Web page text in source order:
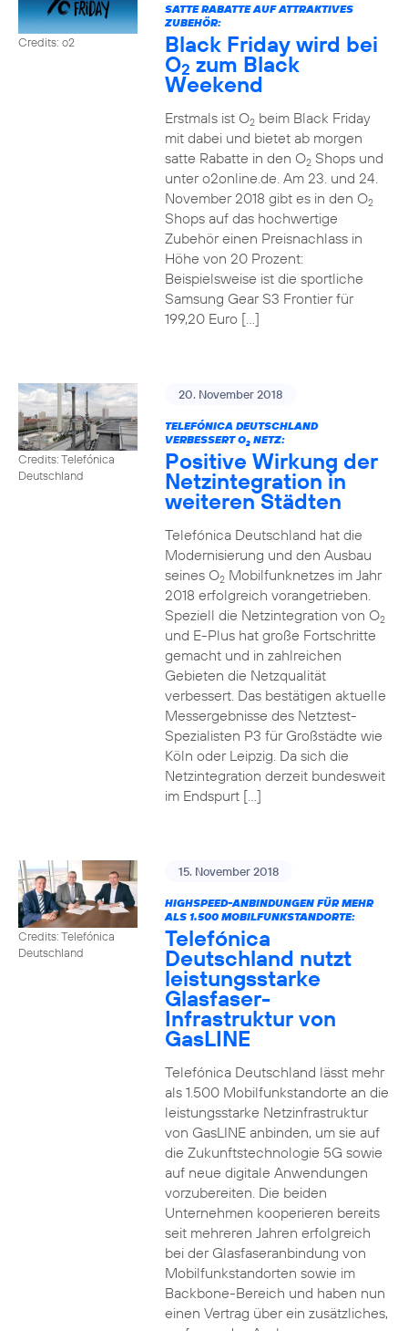
Credits: o2
SATTE RABATTE AUF ATTRAKTIVES
ZUBEHÖR:
Black Friday wird bei
O2 zum Black
Weekend
Erstmals ist O2beim Black Friday
mit dabei und bietet ab morgen
satte Rabatte in den O2Shops und
unter o2online.de. Am 23. und 24.
November 2018 gibt es in den O2
Shops auf das hochwertige
Zubehör einen Preisnachlass in
Höhe von 20 Prozent:
Beispielsweise ist die sportliche
Samsung Gear S3 Frontier für
199,20 Euro […]
Credits: Telefónica
Deutschland
20. November 2018
TELEFÓNICA DEUTSCHLAND
VERBESSERT O2NETZ:
Positive Wirkung der
Netzintegration in
weiteren Städten
Telefónica Deutschland hat die
Modernisierung und den Ausbau
seines O2Mobilfunknetzes im Jahr
2018 erfolgreich vorangetrieben.
Speziell die Netzintegration von O2
und E-Plus hat große Fortschritte
gemacht und in zahlreichen
Gebieten die Netzqualität
verbessert. Das bestätigen aktuelle
Messergebnisse des Netztest-
Spezialisten P3 für Großstädte wie
Köln oder Leipzig. Da sich die
Netzintegration derzeit bundesweit
im Endspurt […]
Credits: Telefónica
Deutschland
15. November 2018
HIGHSPEED-ANBINDUNGEN FÜR MEHR
ALS 1.500 MOBILFUNKSTANDORTE:
Telefónica
Deutschland nutzt
leistungsstarke
Glasfaser-
Infrastruktur von
GasLINE
Telefónica Deutschland lässt mehr
als 1.500 Mobilfunkstandorte an die
leistungsstarke Netzinfrastruktur
von GasLINE anbinden, um sie auf
die Zukunftstechnologie 5G sowie
auf neue digitale Anwendungen
vorzubereiten. Die beiden
Unternehmen kooperieren bereits
seit mehreren Jahren erfolgreich
bei der Glasfaseranbindung von
Mobilfunkstandorten sowie im
Backbone-Bereich und haben nun
einen Vertrag über ein zusätzliches,